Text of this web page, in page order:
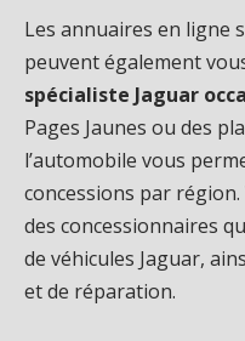
Les annuaires en ligne
peuvent également
spécialiste Jaguar
Pages Jaunes ou des
l’automobile vous
concessions par
des concessionnaires
de véhicules Jaguar,
et de réparation.